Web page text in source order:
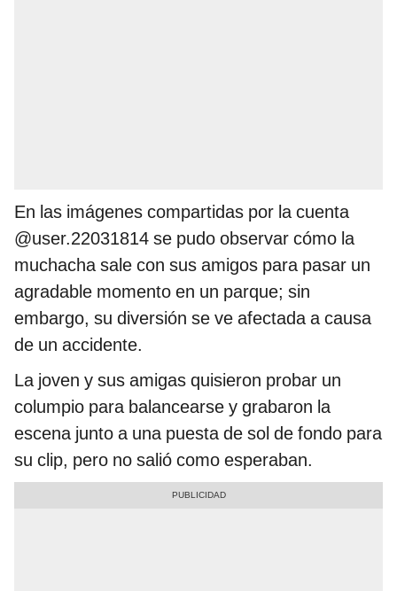
En las imágenes compartidas por la cuenta
@user.22031814 se pudo observar cómo la
muchacha sale con sus amigos para pasar un
agradable momento en un parque; sin
embargo, su diversión se ve afectada a causa
de un accidente.
La joven y sus amigas quisieron probar un
columpio para balancearse y grabaron la
escena junto a una puesta de sol de fondo para
su clip, pero no salió como esperaban.